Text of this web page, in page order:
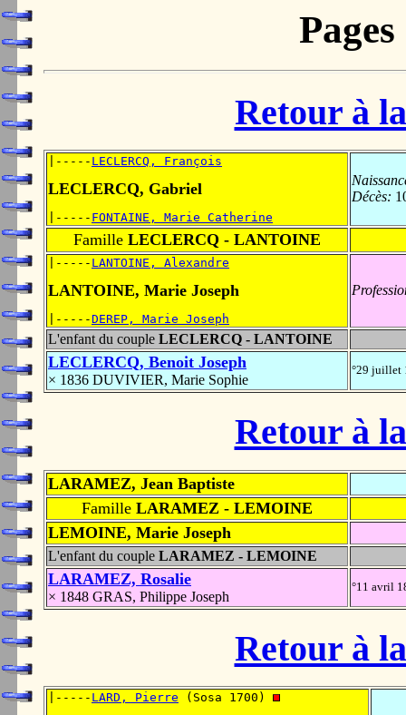
Retour à
|----- LECLERCQ, François
LECLERCQ, Gabriel
|----- FONTAINE, Marie Catherine
Décès:
Famille LECLERCQ - LANTOINE
|----- LANTOINE, Alexandre
LANTOINE, Marie Joseph
|-----DEREP, Marie Joseph
L'enfant du couple LECLERCQ - LANTOINE
LECLERCQ, Benoit Joseph
× 1836 DUVIVIER, Marie Sophie
°29 juillet
Retour à
LARAMEZ, Jean Baptiste
Famille LARAMEZ - LEMOINE
LEMOINE, Marie Joseph
L'enfant du couple LARAMEZ - LEMOINE
LARAMEZ, Rosalie
× 1848 GRAS, Philippe Joseph
°11 avril
Retour à
|----- LARD, Pierre (Sosa 1700)